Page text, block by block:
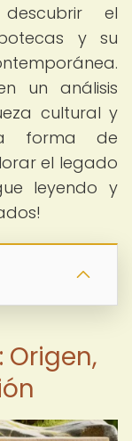
el
y su
un análisis
cultural y
forma de
el legado
leyendo y
Origen,